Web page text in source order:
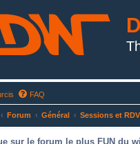
FAQ
Forum Général Sessions et RDV
sur le forum le plus FUN du